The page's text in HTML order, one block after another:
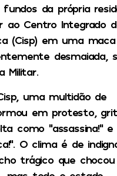
da própria
ao Centro Integrado
(Cisp) em uma maca
desmaiada,
Militar.
uma multidão de
em protesto,
como “assassina!” e
O clima é de
trágico que chocou